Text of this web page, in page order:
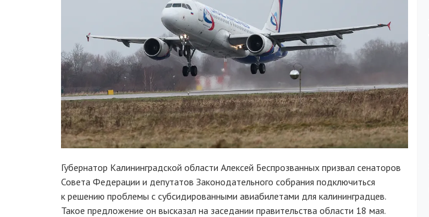
Губернатор Калининградской области Алексей Беспрозванных призвал сенаторов
Совета Федерации и депутатов Законодательного собрания подключиться
к решению проблемы с субсидированными авиабилетами для калининградцев.
Такое предложение он высказал на заседании правительства области 18 мая.